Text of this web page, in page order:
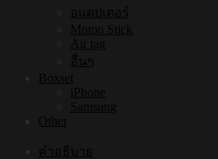
อแดปเตอร์
Momo Stick
Air tag
อื่นๆ
Boxset
iPhone
Samsung
Other
คำอธิบาย